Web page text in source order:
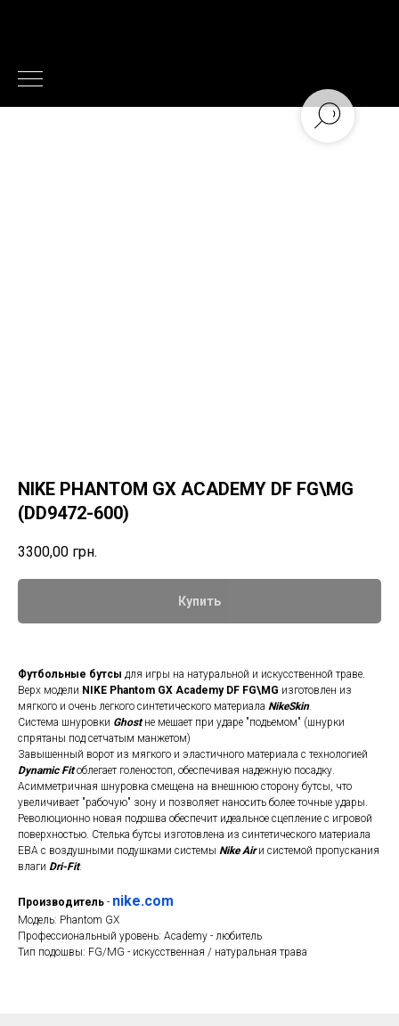
NIKE PHANTOM GX ACADEMY DF FG\МG
(DD9472-600)
3300,00 грн.
Купить
Футбольные бутсы для игры на натуральной и искусственной траве.
Верх модели NIKE Phantom GX Academy DF FG\МG изготовлен из
мягкого и очень легкого синтетического материала NikeSkin.
Система шнуровки Ghostне мешает при ударе "подьемом" (шнурки
спрятаны под сетчатым манжетом)
Завышенный ворот из мягкого и эластичного материала с технологией
Dynamic Fitоблегает голеностоп, обеспечивая надежную посадку.
Асимметричная шнуровка смещена на внешнюю сторону бутсы, что
увеличивает "рабочую" зону и позволяет наносить более точные удары.
Революционно новая подошва обеспечит идеальное сцепление с игровой
поверхностью. Стелька бутсы изготовлена из синтетического материала
ЕВА с воздушными подушками системы Nike Airи системой пропускания
влаги Dri-Fit.
Производитель - nike.com
Модель: Phantom GX
Профессиональный уровень: Academy - любитель
Тип подошвы: FG/MG - искусственная / натуральная трава